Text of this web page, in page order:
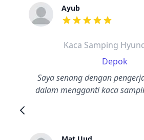
Ayub
dari ulasan adalah
Kaca Samping
Depok
Saya senang dengan
dalam mengganti kaca